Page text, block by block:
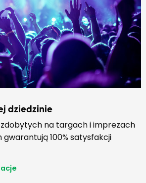
dziedzinie
na targach i imprezach
100% satysfakcji